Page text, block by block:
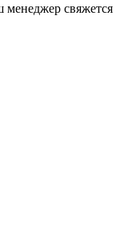
менеджер свяжется